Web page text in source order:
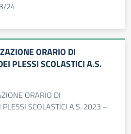
24
ORARIO DI
PLESSI SCOLASTICI A.S.
ORARIO DI
SCOLASTICI A.S. 2023 –